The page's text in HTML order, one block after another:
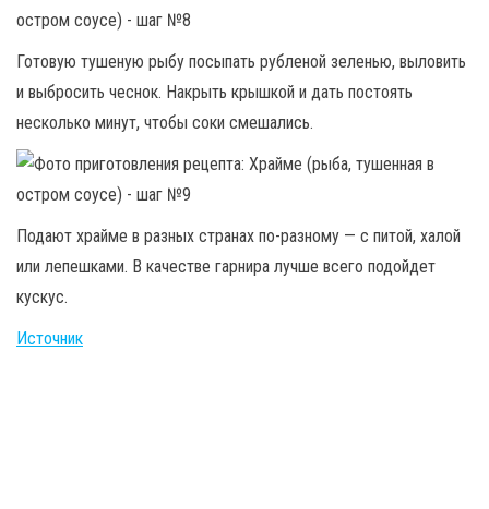
Готовую тушеную рыбу посыпать рубленой зеленью, выловить
и выбросить чеснок. Накрыть крышкой и дать постоять
несколько минут, чтобы соки смешались.
Подают храйме в разных странах по-разному — с питой, халой
или лепешками. В качестве гарнира лучше всего подойдет
кускус.
Источник